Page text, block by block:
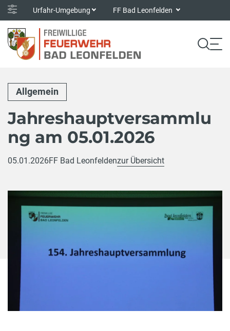
Urfahr-Umgebung FF Bad Leonfelden
Allgemein
Jahreshauptversammlu
ng am 05.01.2026
05.01.2026FF Bad Leonfeldenzur Übersicht